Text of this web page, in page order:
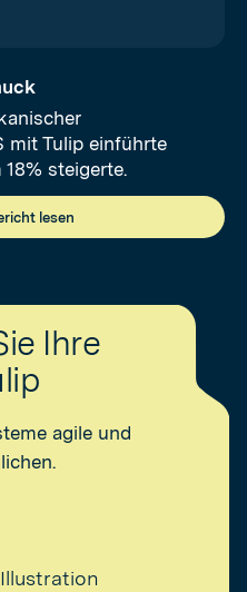
mit Tulip einführte
steigerte.
lesen
Ihre
agile und